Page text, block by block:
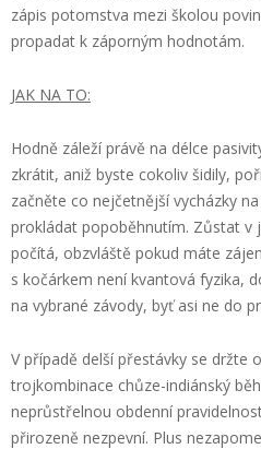
zápis potomstva mezi školou
propadat k záporným hodnotám.
JAK NA TO:
Hodně záleží právě na délce
zkrátit, aniž byste cokoliv šidily,
začněte co nejčetnější vycházky
prokládat popoběhnutím. Zůstat v
počítá, obzvláště pokud máte
s kočárkem není kvantová fyzika,
na vybrané závody, byť asi ne do
V případě delší přestávky se držte
trojkombinace chůze-indiánský
neprůstřelnou obdenní
přirozeně nezpevní. Plus